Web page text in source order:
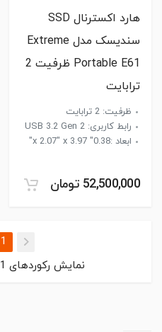
هارد اکسترنال SSD
سندیسک مدل Extreme
Portable E61 ظرفیت 2
ترابایت
ظرفیت: 2 ترابایت
رابط کاربری: USB 3.2 Gen 2
ابعاد :0.38" x 2.07" x 3.97"
52,500,000 تومان
1
نمایش رکوردهای 1